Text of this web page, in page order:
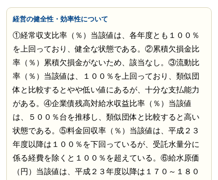
経営の健全性・効率性について
①経常収支比率（％）当該値は、各年度とも１００％
を上回っており、健全な状態である。②累積欠損金比
率（％）累積欠損金がないため、該当なし。③流動比
率（％）当該値は、１００％を上回っており、類似団
体と比較するとやや低い値にあるが、十分な支払能力
がある。④企業債残高対給水収益比率（％）当該値
は、５００％台を推移し、類似団体と比較すると高い
状態である。⑤料金回収率（％）当該値は、平成２３
年度以降は１００％を下回っているが、受託水量分に
係る経費を除くと１００％を超えている。⑥給水原価
（円）当該値は、平成２３年度以降は１７０～１８０